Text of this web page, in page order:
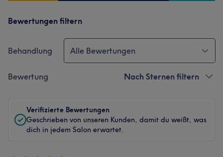
Bewertungen filtern
Behandlung Alle Bewertungen
Bewertung Nach Sternen filtern
Verifizierte Bewertungen
Geschrieben von unseren Kunden, damit du weißt, was
dich in jedem Salon erwartet.